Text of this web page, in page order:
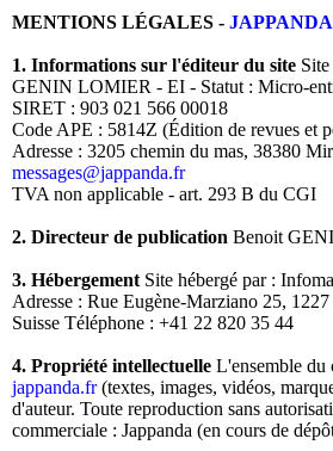
MENTIONS LÉGALES -
1. Informations sur l'éditeur du site
GENIN LOMIER - EI - Statut : Micro-
SIRET : 903 021 566 00018
Code APE : 5814Z (Édition de revues et
Adresse : 3205 chemin du mas, 38380
messages@jappanda.fr
TVA non applicable - art. 293 B du CGI
2. Directeur de publication Benoit
3. Hébergement Site hébergé par :
Adresse : Rue Eugène-Marziano 25,
Suisse Téléphone : +41 22 820 35 44
4. Propriété intellectuelle L'ensemble du
jappanda.fr(textes, images, vidéos,
d'auteur. Toute reproduction sans
commerciale : Jappanda (en cours de